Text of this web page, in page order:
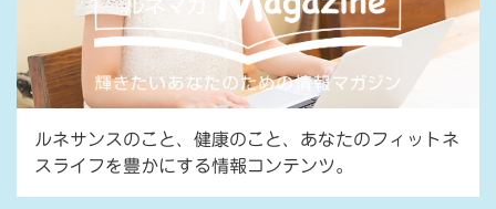
ルネサンスのこと、健康のこと、あなたのフィットネ
スライフを豊かにする情報コンテンツ。